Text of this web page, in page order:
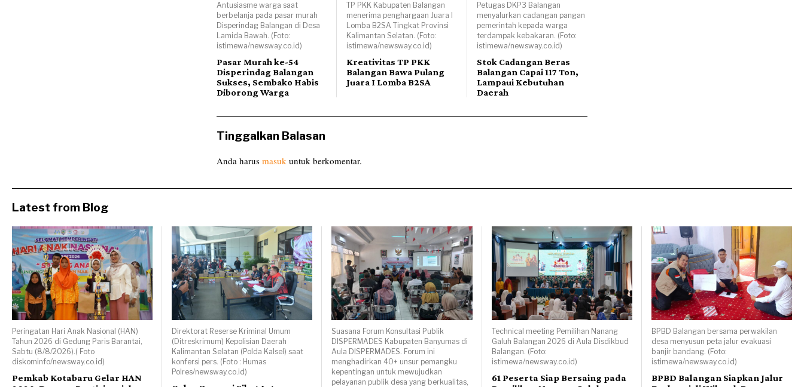
Antusiasme warga saat
berbelanja pada pasar murah
Disperindag Balangan di Desa
Lamida Bawah. (Foto:
istimewa/newsway.co.id)
Pasar Murah ke-54
Disperindag Balangan
Sukses, Sembako Habis
Diborong Warga
TP PKK Kabupaten Balangan
menerima penghargaan Juara I
Lomba B2SA Tingkat Provinsi
Kalimantan Selatan. (Foto:
istimewa/newsway.co.id)
Kreativitas TP PKK
Balangan Bawa Pulang
Juara I Lomba B2SA
Petugas DKP3 Balangan
menyalurkan cadangan pangan
pemerintah kepada warga
terdampak kebakaran. (Foto:
istimewa/newsway.co.id)
Stok Cadangan Beras
Balangan Capai 117 Ton,
Lampaui Kebutuhan
Daerah
Tinggalkan Balasan
Anda harus masuk untuk berkomentar.
Latest from Blog
Peringatan Hari Anak Nasional (HAN)
Tahun 2026 di Gedung Paris Barantai,
Sabtu (8/8/2026).( Foto
diskominfo/newsway.co.id)
Pemkab Kotabaru Gelar HAN
Direktorat Reserse Kriminal Umum
(Ditreskrimum) Kepolisian Daerah
Kalimantan Selatan (Polda Kalsel) saat
konfersi pers. (Foto : Humas
Polres/newsway.co.id)
Suasana Forum Konsultasi Publik
DISPERMADES Kabupaten Banyumas di
Aula DISPERMADES. Forum ini
menghadirkan 40+ unsur pemangku
kepentingan untuk mewujudkan
pelayanan publik desa yang berkualitas,
Technical meeting Pemilihan Nanang
Galuh Balangan 2026 di Aula Disdikbud
Balangan. (Foto:
istimewa/newsway.co.id)
61 Peserta Siap Bersaing pada
BPBD Balangan bersama perwakilan
desa menyusun peta jalur evakuasi
banjir bandang. (Foto:
istimewa/newsway.co.id)
BPBD Balangan Siapkan Jalur